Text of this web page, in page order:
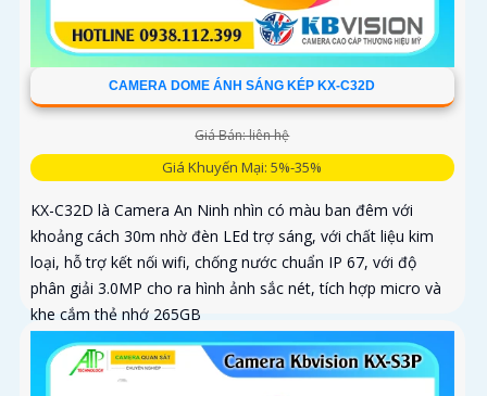
CAMERA DOME ÁNH SÁNG KÉP KX-C32D
Giá Bán: liên hệ
Giá Khuyến Mại: 5%-35%
KX-C32D là Camera An Ninh nhìn có màu ban đêm với
khoảng cách 30m nhờ đèn LEd trợ sáng, với chất liệu kim
loại, hỗ trợ kết nối wifi, chống nước chuẩn IP 67, với độ
phân giải 3.0MP cho ra hình ảnh sắc nét, tích hợp micro và
khe cắm thẻ nhớ 265GB